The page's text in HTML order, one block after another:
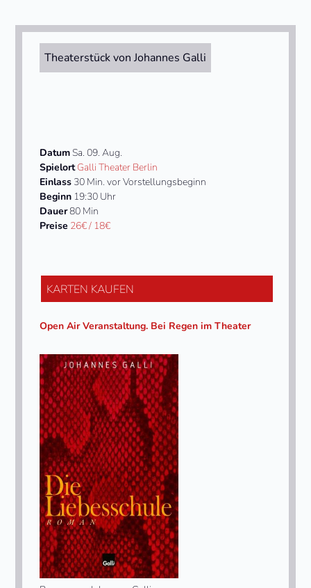
Theaterstück von Johannes Galli
DatumSa. 09. Aug.
SpielortGalli Theater Berlin
Einlass 30 Min. vor Vorstellungsbeginn
Beginn 19:30 Uhr
Dauer80 Min
Preise 26€ / 18€
KARTEN KAUFEN
Open Air Veranstaltung. Bei Regen im Theater